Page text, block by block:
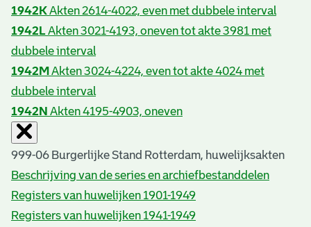
1942KAkten 2614-4022, even met dubbele interval
1942LAkten 3021-4193, oneven tot akte 3981 met
dubbele interval
1942MAkten 3024-4224, even tot akte 4024 met
dubbele interval
1942N Akten 4195-4903, oneven
999-06 Burgerlijke Stand Rotterdam, huwelijksakten
Beschrijving van de series en archiefbestanddelen
Registers van huwelijken 1901-1949
Registers van huwelijken 1941-1949